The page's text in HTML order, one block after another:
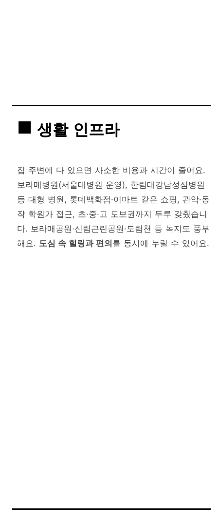
생활 인프라
집 주변에 다 있으면 사소한 비용과 시간이 줄어요.
보라매병원(서울대병원 운영), 한림대강남성심병원
등 대형 병원, 롯데백화점·이마트 같은 쇼핑, 관악·동
작 학원가 접근, 초·중·고 도보권까지 두루 갖췄습니
다. 보라매공원·신림근린공원·도림천 등 녹지도 풍부
해요. 도심 속 힐링과 편의를 동시에 누릴 수 있어요.